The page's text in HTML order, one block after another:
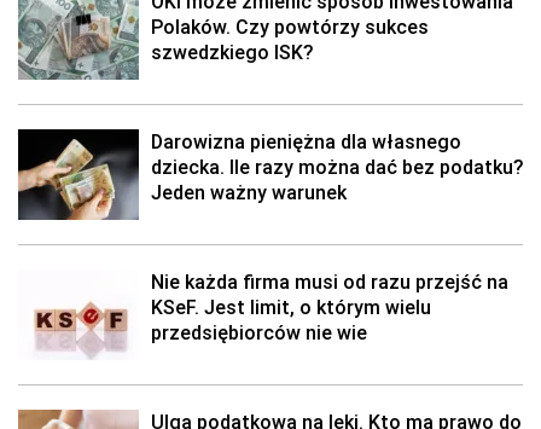
Polaków. Czy powtórzy sukces
szwedzkiego ISK?
Darowizna pieniężna dla własnego
dziecka. Ile razy można dać bez podatku?
Jeden ważny warunek
Nie każda firma musi od razu przejść na
KSeF. Jest limit, o którym wielu
przedsiębiorców nie wie
Ulga podatkowa na leki. Kto ma prawo do